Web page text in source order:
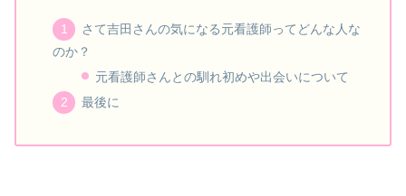
さて吉田さんの気になる元看護師ってどんな人な
のか？
元看護師さんとの馴れ初めや出会いについて
最後に